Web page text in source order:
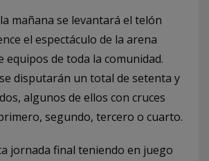
mañana se levantará el telón
el espectáculo de la arena
equipos de toda la comunidad.
disputarán un total de setenta y
algunos de ellos con cruces
segundo, tercero o cuarto.
jornada final teniendo en juego